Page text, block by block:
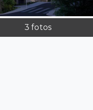
3 fotos